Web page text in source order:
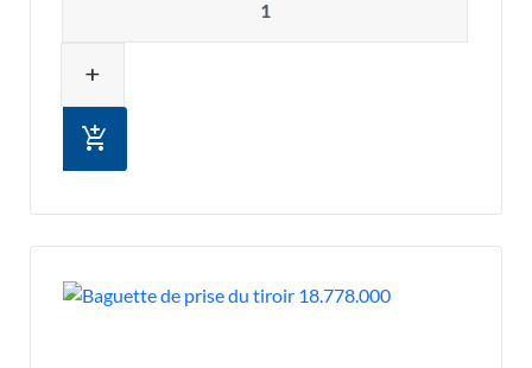
add
add_shopping_cart